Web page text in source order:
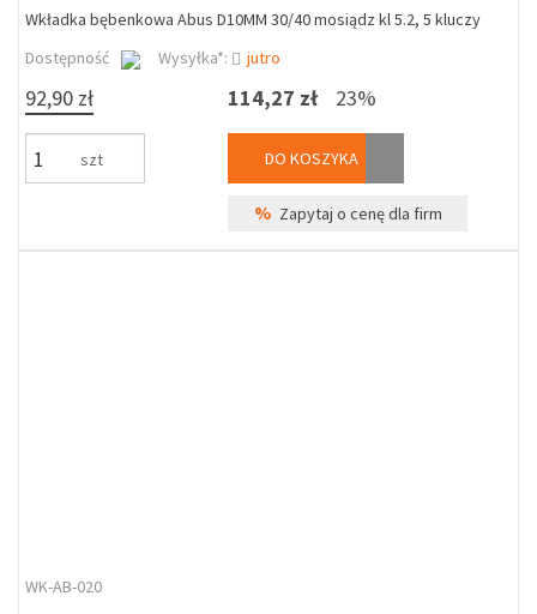
Wkładka bębenkowa Abus D10MM 30/40 mosiądz kl 5.2, 5 kluczy
Dostępność
Wysyłka*: jutro
92,90 zł
szt
114,27 zł 23%
DO KOSZYKA
% Zapytaj o cenę dla firm
WK-AB-020